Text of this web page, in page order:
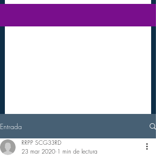
Entrada
RRPP SCG33RD
23 mar 2020 1 min de lectura